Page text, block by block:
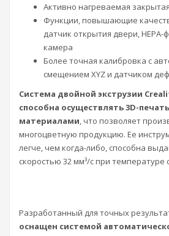
Активно нагреваемая
Функции, повышающие
датчик открытия двери, HEPA-
камера
Более точная калибровка с
смещением XYZ и датчиком
Система двойной экструзии
способна осуществлять 3D-
материалами, что позволяет
многоцветную продукцию. Ее
легче, чем когда-либо, способна
скоростью 32 мм³/с при температуре
Разработанный для точных
оснащен системой